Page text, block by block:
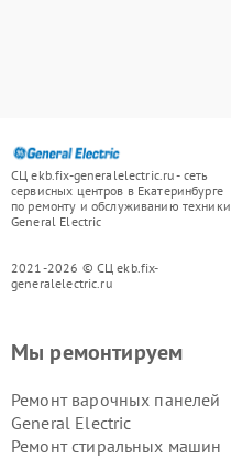
СЦ ekb.fix-generalelectric.ru - сеть
сервисных центров в Екатеринбурге
по ремонту и обслуживанию техники
General Electric
2021-2026 © СЦ ekb.fix-
generalelectric.ru
Мы ремонтируем
Ремонт варочных панелей
General Electric
Ремонт стиральных машин